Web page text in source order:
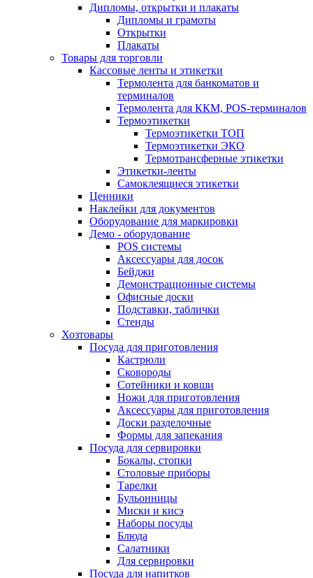
Дипломы, открытки и плакаты
Дипломы и грамоты
Открытки
Плакаты
Товары для торговли
Кассовые ленты и этикетки
Термолента для банкоматов и
терминалов
Термолента для ККМ, POS-терминалов
Термоэтикетки
Термоэтикетки ТОП
Термоэтикетки ЭКО
Термотрансферные этикетки
Этикетки-ленты
Самоклеящиеся этикетки
Ценники
Наклейки для документов
Оборудование для маркировки
Демо - оборудование
POS системы
Аксессуары для досок
Бейджи
Демонстрационные системы
Офисные доски
Подставки, таблички
Стенды
Хозтовары
Посуда для приготовления
Кастрюли
Сковороды
Сотейники и ковши
Ножи для приготовления
Аксессуары для приготовления
Доски разделочные
Формы для запекания
Посуда для сервировки
Бокалы, стопки
Столовые приборы
Тарелки
Бульонницы
Миски и кисэ
Наборы посуды
Блюда
Салатники
Для сервировки
Посуда для напитков